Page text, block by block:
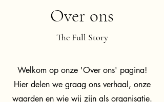
Over ons
The Full Story
Welkom op onze 'Over ons' pagina!
Hier delen we graag ons verhaal, onze
waarden en wie wij zijn als organisatie.